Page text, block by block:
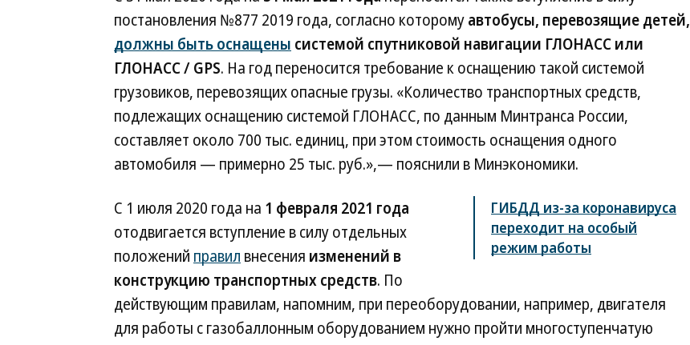
постановления №877 2019 года, согласно которомуавтобусы, перевозящие детей,
должны быть оснащены системой спутниковой навигации ГЛОНАСС или
ГЛОНАСС / GPS. На год переносится требование к оснащению такой системой
грузовиков, перевозящих опасные грузы. «Количество транспортных средств,
подлежащих оснащению системой ГЛОНАСС, по данным Минтранса России,
составляет около 700 тыс. единиц, при этом стоимость оснащения одного
автомобиля — примерно 25 тыс. руб.»,— пояснили в Минэкономики.
ГИБДД из-за коронавируса
переходит на особый
режим работы
С 1 июля 2020 года на 1 февраля 2021 года
отодвигается вступление в силу отдельных
положений правил внесения изменений в
конструкцию транспортных средств. По
действующим правилам, напомним, при переоборудовании, например, двигателя
для работы с газобаллонным оборудованием нужно пройти многоступенчатую